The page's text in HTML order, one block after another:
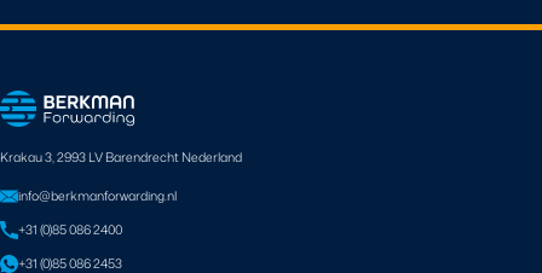
Krakau 3, 2993 LV Barendrecht Nederland
info@berkmanforwarding.nl
+31 (0)85 086 2400
+31 (0)85 086 2453